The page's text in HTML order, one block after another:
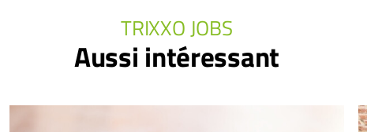
TRIXXO JOBS
Aussi intéressant